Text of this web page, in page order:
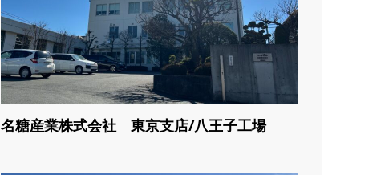
名糖産業株式会社 東京支店/八王子工場